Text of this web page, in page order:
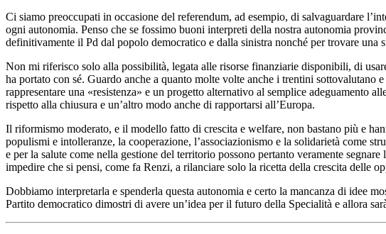
Ci siamo preoccupati in occasione del referendum, ad esempio, di salvaguardare
ogni autonomia. Penso che se fossimo buoni interpreti della nostra autonomia
definitivamente il Pd dal popolo democratico e dalla sinistra nonché per trovare una
Non mi riferisco solo alla possibilità, legata alle risorse finanziarie disponibili, di
ha portato con sé. Guardo anche a quanto molte volte anche i trentini
rappresentare una «resistenza» e un progetto alternativo al semplice adeguamento
rispetto alla chiusura e un’altro modo anche di rapportarsi all’Europa.
Il riformismo moderato, e il modello fatto di crescita e welfare, non bastano più e
populismi e intolleranze, la cooperazione, l’associazionismo e la solidarietà come
e per la salute come nella gestione del territorio possono pertanto veramente
impedire che si pensi, come fa Renzi, a rilanciare solo la ricetta della crescita delle
Dobbiamo interpretarla e spenderla questa autonomia e certo la mancanza di idee
Partito democratico dimostri di avere un’idea per il futuro della Specialità e allora